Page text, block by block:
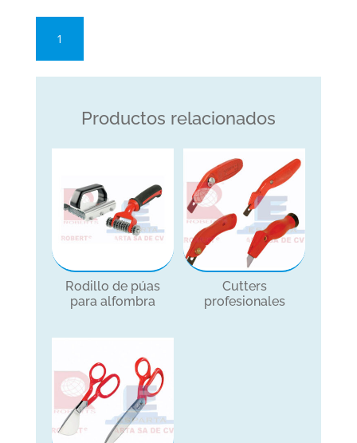
Roberts
cantidad
Productos relacionados
Rodillo de púas
para alfombra
Cutters
profesionales